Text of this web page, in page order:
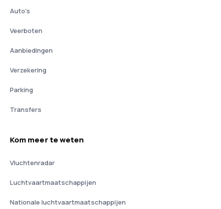
Auto's
Veerboten
Aanbiedingen
Verzekering
Parking
Transfers
Kom meer te weten
Vluchtenradar
Luchtvaartmaatschappijen
Nationale luchtvaartmaatschappijen